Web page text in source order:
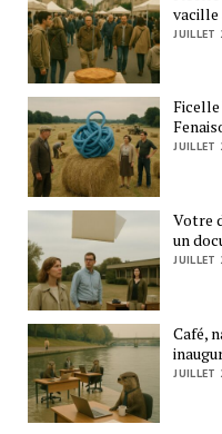
vacille
JUILLET
JUILLET
Votre
un
JUILLET
Café,
JUILLET